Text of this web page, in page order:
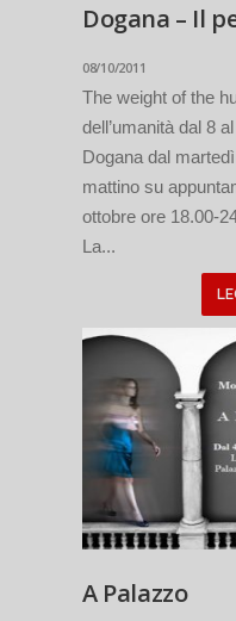
Dogana – Il
08/10/2011
The weight of the
dell’umanità dal 8
Dogana dal
mattino su
ottobre ore 18.00-
La...
A Palazzo